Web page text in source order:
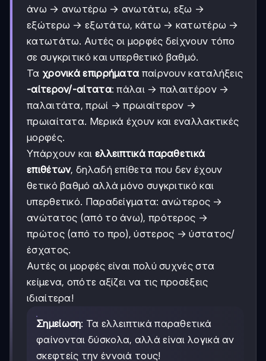
άνω → ανωτέρω → ανωτάτω, εξω →
εξώτερω → εξωτάτω, κάτω → κατωτέρω →
κατωτάτω. Αυτές οι μορφές δείχνουν τόπο
σε συγκριτικό και υπερθετικό βαθμό.
Τα χρονικά επιρρήματα παίρνουν καταλήξεις
-αίτερον/-αίτατα: πάλαι → παλαιτέρον →
παλαιτάτα, πρωί → πρωιαίτερον →
πρωιαίτατα. Μερικά έχουν και εναλλακτικές
μορφές.
Υπάρχουν και ελλειπτικά παραθετικά
επιθέτων, δηλαδή επίθετα που δεν έχουν
θετικό βαθμό αλλά μόνο συγκριτικό και
υπερθετικό. Παραδείγματα: ανώτερος →
ανώτατος (από το άνω), πρότερος →
πρώτος (από το προ), ύστερος → ύστατος/
έσχατος.
Αυτές οι μορφές είναι πολύ συχνές στα
κείμενα, οπότε αξίζει να τις προσέξεις
ιδιαίτερα!
Σημείωση: Τα ελλειπτικά παραθετικά
φαίνονται δύσκολα, αλλά είναι λογικά αν
σκεφτείς την έννοιά τους!